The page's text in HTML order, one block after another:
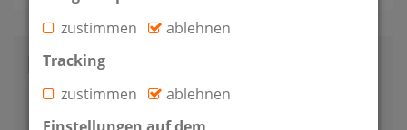
Kontakt
zustimmen
ablehnen
Tracking
zustimmen
ablehnen